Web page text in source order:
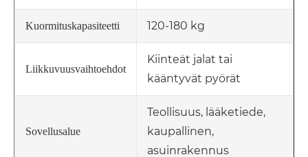
Kuormituskapasiteetti 120-180 kg
Liikkuvuusvaihtoehdot
Kiinteät jalat tai
kääntyvät pyörät
Sovellusalue
Teollisuus, lääketiede,
kaupallinen,
asuinrakennus